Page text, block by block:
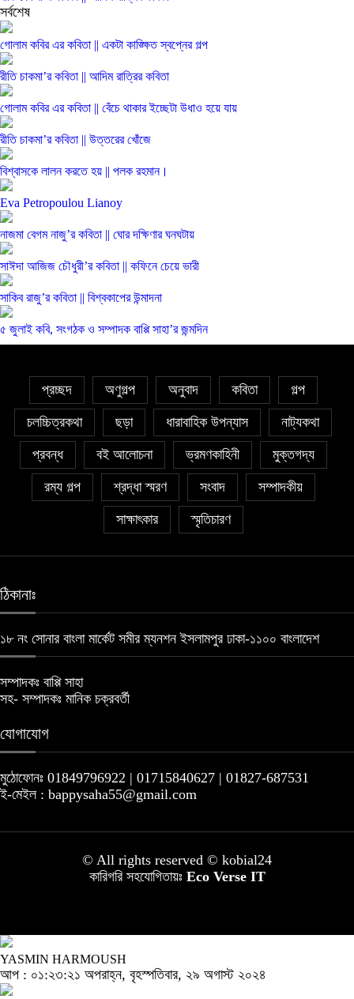
সর্বশেষ
গোলাম কবির এর কবিতা || একটা কাঙ্ক্ষিত স্বপ্নের গল্প
রীতি চাকমা’র কবিতা || আদিম রাত্রির কবিতা
গোলাম কবির এর কবিতা || বেঁচে থাকার ইচ্ছেটা উধাও হয়ে যায়
রীতি চাকমা’র কবিতা || উত্তরের খোঁজে
বিশ্বাসকে লালন করতে হয় || পলক রহমান।
Eva Petropoulou Lianoy
নাজমা বেগম নাজু’র কবিতা || ঘোর দক্ষিণার ঘনঘটায়
সাঈদা আজিজ চৌধুরী’র কবিতা || কফিনে চেয়ে ভারী
সাকিব রাজু’র কবিতা || বিশ্বকাপের উন্মাদনা
৫ জুলাই কবি, সংগঠক ও সম্পাদক বাপ্পি সাহা’র জন্মদিন
প্রচ্ছদ অণুগল্প অনুবাদ কবিতা গল্প
চলচ্চিত্রকথা ছড়া ধারাবাহিক উপন্যাস নাট্যকথা
প্রবন্ধ বই আলোচনা ভ্রমণকাহিনী মুক্তগদ্য
রম্য গল্প শ্রদ্ধা স্মরণ সংবাদ সম্পাদকীয়
সাক্ষাৎকার স্মৃতিচারণ
ঠিকানাঃ
১৮ নং সোনার বাংলা মার্কেট সমীর ম্যনশন ইসলামপুর ঢাকা-১১০০ বাংলাদেশ
সম্পাদকঃ বাপ্পি সাহা
সহ- সম্পাদকঃ মানিক চক্রবর্তী
যোগাযোগ
মুঠোফোনঃ 01849796922 | 01715840627 | 01827-687531
ই-মেইল : bappysaha55@gmail.com
© All rights reserved © kobial24
কারিগরি সহযোগিতায়ঃ Eco Verse IT
YASMIN HARMOUSH
আপ : ০১:২৩:২১ অপরাহ্ন, বৃহস্পতিবার, ২৯ অগাস্ট ২০২৪